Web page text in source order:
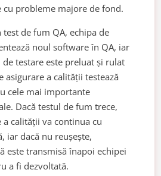
cu probleme majore de fond.
test de fum QA, echipa de
noul software în QA, iar
de testare este preluat și rulat
asigurare a calității testează
cele mai importante
Dacă testul de fum trece,
a calității va continua cu
iar dacă nu reușește,
este transmisă înapoi echipei
a fi dezvoltată.